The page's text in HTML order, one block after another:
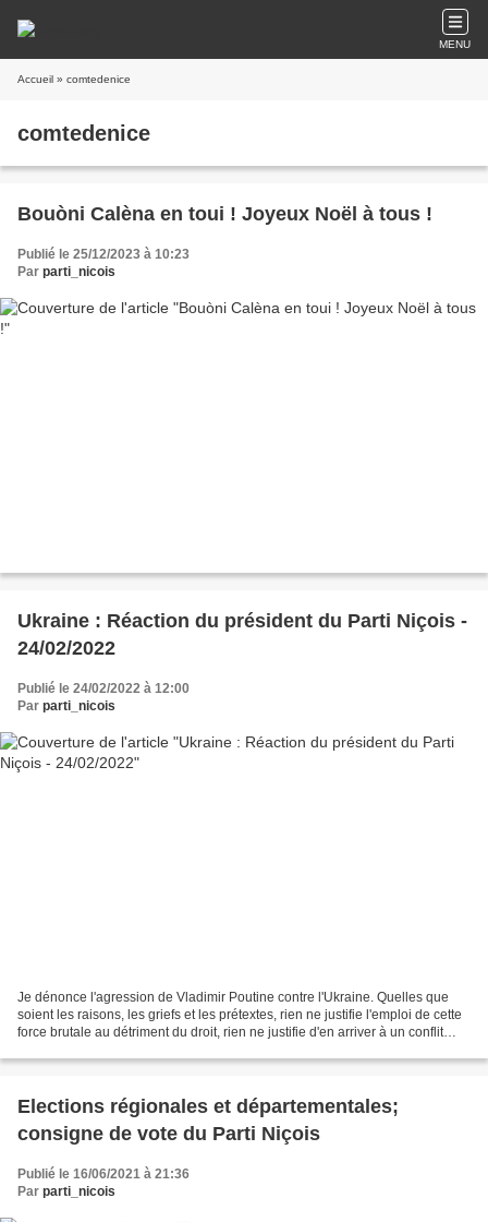
MENU
Accueil » comtedenice
comtedenice
Bouòni Calèna en toui ! Joyeux Noël à tous !
Publié le 25/12/2023 à 10:23
Par parti_nicois
Ukraine : Réaction du président du Parti Niçois -
24/02/2022
Publié le 24/02/2022 à 12:00
Par parti_nicois
Je dénonce l'agression de Vladimir Poutine contre l'Ukraine. Quelles que
soient les raisons, les griefs et les prétextes, rien ne justifie l'emploi de cette
force brutale au détriment du droit, rien ne justifie d'en arriver à un conflit
Elections régionales et départementales;
consigne de vote du Parti Niçois
Publié le 16/06/2021 à 21:36
Par parti_nicois